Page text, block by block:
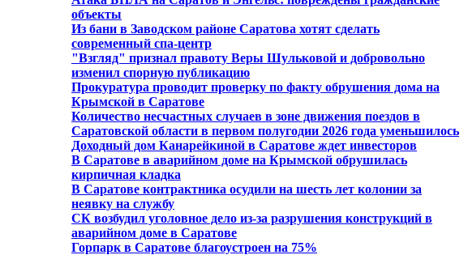
объекты
Из бани в Заводском районе Саратова хотят сделать
современный спа-центр
"Взгляд" признал правоту Веры Шульковой и добровольно
изменил спорную публикацию
Прокуратура проводит проверку по факту обрушения дома на
Крымской в Саратове
Количество несчастных случаев в зоне движения поездов в
Саратовской области в первом полугодии 2026 года уменьшилось
Доходный дом Канарейкиной в Саратове ждет инвесторов
В Саратове в аварийном доме на Крымской обрушилась
кирпичная кладка
В Саратове контрактника осудили на шесть лет колонии за
неявку на службу
СК возбудил уголовное дело из-за разрушения конструкций в
аварийном доме в Саратове
Горпарк в Саратове благоустроен на 75%